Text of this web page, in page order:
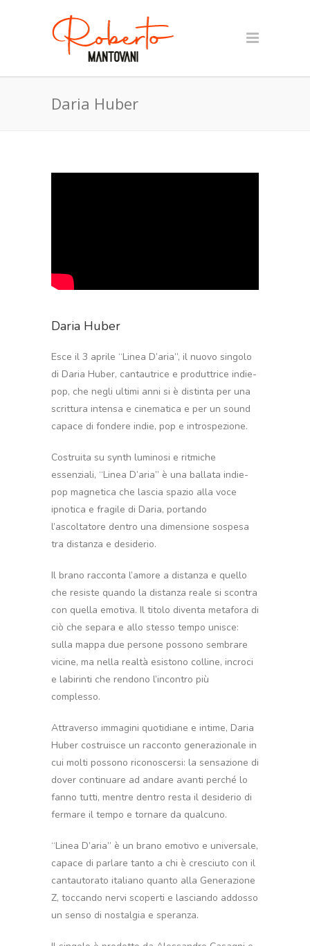
Daria Huber
Daria Huber
Esce il 3 aprile “Linea D’aria”, il nuovo singolo
di Daria Huber, cantautrice e produttrice indie-
pop, che negli ultimi anni si è distinta per una
scrittura intensa e cinematica e per un sound
capace di fondere indie, pop e introspezione.
Costruita su synth luminosi e ritmiche
essenziali, “Linea D’aria” è una ballata indie-
pop magnetica che lascia spazio alla voce
ipnotica e fragile di Daria, portando
l’ascoltatore dentro una dimensione sospesa
tra distanza e desiderio.
Il brano racconta l’amore a distanza e quello
che resiste quando la distanza reale si scontra
con quella emotiva. Il titolo diventa metafora di
ciò che separa e allo stesso tempo unisce:
sulla mappa due persone possono sembrare
vicine, ma nella realtà esistono colline, incroci
e labirinti che rendono l’incontro più
complesso.
Attraverso immagini quotidiane e intime, Daria
Huber costruisce un racconto generazionale in
cui molti possono riconoscersi: la sensazione di
dover continuare ad andare avanti perché lo
fanno tutti, mentre dentro resta il desiderio di
fermare il tempo e tornare da qualcuno.
“Linea D’aria” è un brano emotivo e universale,
capace di parlare tanto a chi è cresciuto con il
cantautorato italiano quanto alla Generazione
Z, toccando nervi scoperti e lasciando addosso
un senso di nostalgia e speranza.